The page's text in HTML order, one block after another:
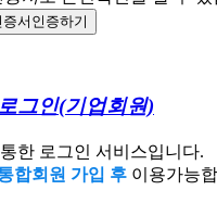
서 인증하기
그인(기업회원)
한 로그인 서비스입니다.
합회원 가입 후 이용가능